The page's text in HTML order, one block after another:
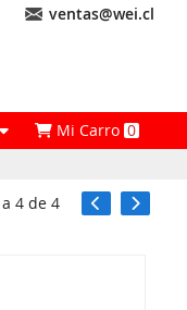
ventas@wei.cl
Mi Carro0
a4 de4